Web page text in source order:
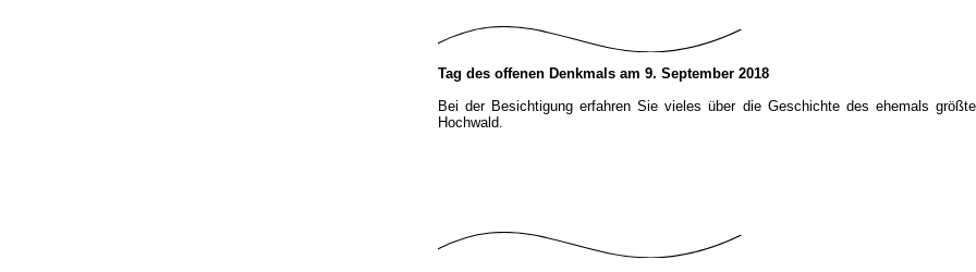
Tag des offenen Denkmals am 9. September 2018
Bei der Besichtigung erfahren Sie vieles über die Geschichte des ehemals
Hochwald.